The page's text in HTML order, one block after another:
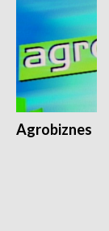
Agrobiznes